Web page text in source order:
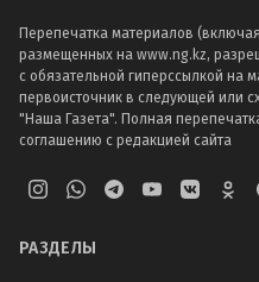
Перепечатка материалов
размещенных на www.ng.kz,
с обязательной гиперссылкой на
первоисточник в следующей или
"Наша Газета". Полная
соглашению с редакцией сайта
РАЗДЕЛЫ